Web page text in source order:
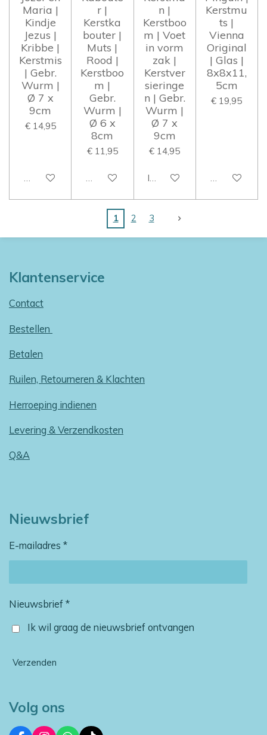
Maria |
Kindje
Jezus |
Kribbe |
Kerstmis
| Gebr.
Wurm |
Ø 7 x
9cm
€ 14,95
Houd mij op de hoogte
r |
Kerstka
bouter |
Muts |
Rood |
Kerstboo
m |
Gebr.
Wurm |
Ø 6 x
8cm
€ 11,95
Houd mij op de hoogte
n |
Kerstboo
m | Voet
in vorm
zak |
Kerstver
sieringe
n | Gebr.
Wurm |
Ø 7 x
9cm
€ 14,95
In winkelwagen
Kerstmu
ts |
Vienna
Original
| Glas |
8x8x11,
5cm
€ 19,95
Houd mij op
1 2 3
Klantenservice
Contact
Bestellen
Betalen
Ruilen, Retourneren & Klachten
Herroeping indienen
Levering & Verzendkosten
Q&A
Nieuwsbrief
E-mailadres *
Nieuwsbrief *
Ik wil graag de nieuwsbrief ontvangen
Verzenden
Volg ons